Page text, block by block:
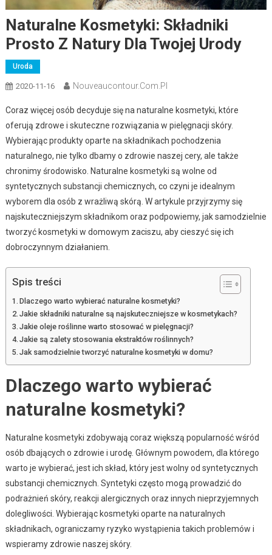
Naturalne Kosmetyki: Składniki
Prosto Z Natury Dla Twojej Urody
Uroda
2020-11-16 Nouveaucontour.com.pl
Coraz więcej osób decyduje się na naturalne kosmetyki, które
oferują zdrowe i skuteczne rozwiązania w pielęgnacji skóry.
Wybierając produkty oparte na składnikach pochodzenia
naturalnego, nie tylko dbamy o zdrowie naszej cery, ale także
chronimy środowisko. Naturalne kosmetyki są wolne od
syntetycznych substancji chemicznych, co czyni je idealnym
wyborem dla osób z wrażliwą skórą. W artykule przyjrzymy się
najskuteczniejszym składnikom oraz podpowiemy, jak samodzielnie
tworzyć kosmetyki w domowym zaciszu, aby cieszyć się ich
dobroczynnym działaniem.
Spis treści
Dlaczego warto wybierać naturalne kosmetyki?
Jakie składniki naturalne są najskuteczniejsze w kosmetykach?
Jakie oleje roślinne warto stosować w pielęgnacji?
Jakie są zalety stosowania ekstraktów roślinnych?
Jak samodzielnie tworzyć naturalne kosmetyki w domu?
Dlaczego warto wybierać
naturalne kosmetyki?
Naturalne kosmetyki zdobywają coraz większą popularność wśród
osób dbających o zdrowie i urodę. Głównym powodem, dla którego
warto je wybierać, jest ich skład, który jest wolny od syntetycznych
substancji chemicznych. Syntetyki często mogą prowadzić do
podrażnień skóry, reakcji alergicznych oraz innych nieprzyjemnych
dolegliwości. Wybierając kosmetyki oparte na naturalnych
składnikach, ograniczamy ryzyko wystąpienia takich problemów i
wspieramy zdrowie naszej skóry.